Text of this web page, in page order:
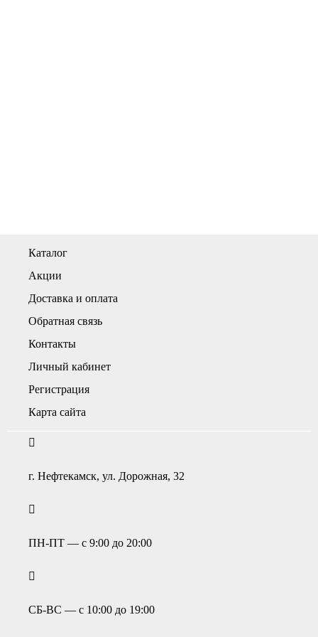
Каталог
Акции
Доставка и оплата
Обратная связь
Контакты
Личный кабинет
Регистрация
Карта сайта
г. Нефтекамск, ул. Дорожная, 32
ПН-ПТ — с 9:00 до 20:00
СБ-ВС — с 10:00 до 19:00